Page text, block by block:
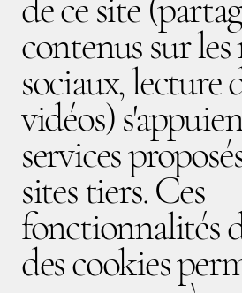
de ce site
contenus sur les
sociaux, lecture
vidéos)
services
sites tiers. Ces
fonctionnalités
des cookies